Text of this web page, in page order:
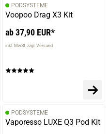
ü
PODSYSTEME
Voopoo Drag X3 Kit
ab 37,90 EUR*
inkl. MwSt. zzgl. Versand
PODSYSTEME
Vaporesso LUXE Q3 Pod Kit